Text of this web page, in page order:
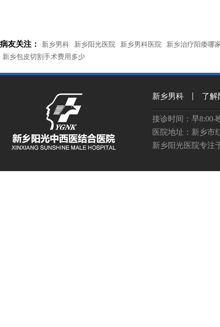
病友关注： 新乡男科 新乡阳光医院 新乡男科医院
新乡治疗阳痿哪
新乡包皮切割手术费用多少
新乡男科 了解
接诊时间：早8:00-
医院地址：新乡市
新乡阳光医院专注